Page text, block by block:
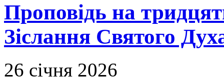
Проповідь на
Зіслання Святого
26 січня 2026